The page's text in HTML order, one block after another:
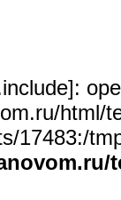
]:
html/
17483:/